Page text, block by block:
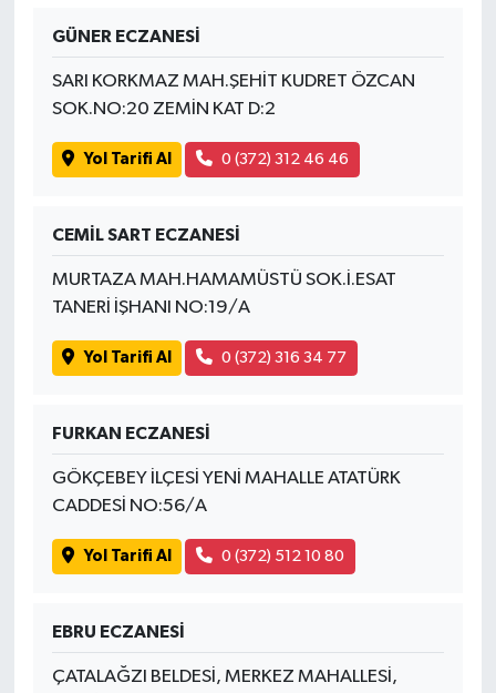
GÜNER ECZANESİ
SARI KORKMAZ MAH.ŞEHİT KUDRET ÖZCAN
SOK.NO:20 ZEMİN KAT D:2
Yol Tarifi Al 0 (372) 312 46 46
CEMİL SART ECZANESİ
MURTAZA MAH.HAMAMÜSTÜ SOK.İ.ESAT
TANERİ İŞHANI NO:19/A
Yol Tarifi Al 0 (372) 316 34 77
FURKAN ECZANESİ
GÖKÇEBEY İLÇESİ YENİ MAHALLE ATATÜRK
CADDESİ NO:56/A
Yol Tarifi Al 0 (372) 512 10 80
EBRU ECZANESİ
ÇATALAĞZI BELDESİ, MERKEZ MAHALLESİ,